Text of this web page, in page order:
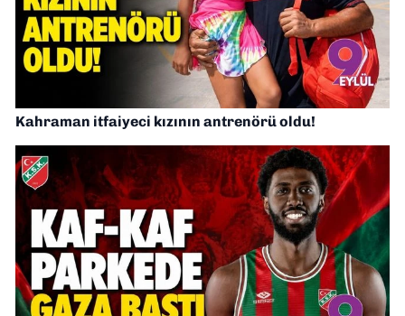
Kahraman itfaiyeci kızının antrenörü oldu!